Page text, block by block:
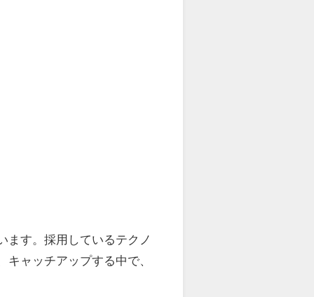
ます。採用しているテクノ
ャッチアップする中で、